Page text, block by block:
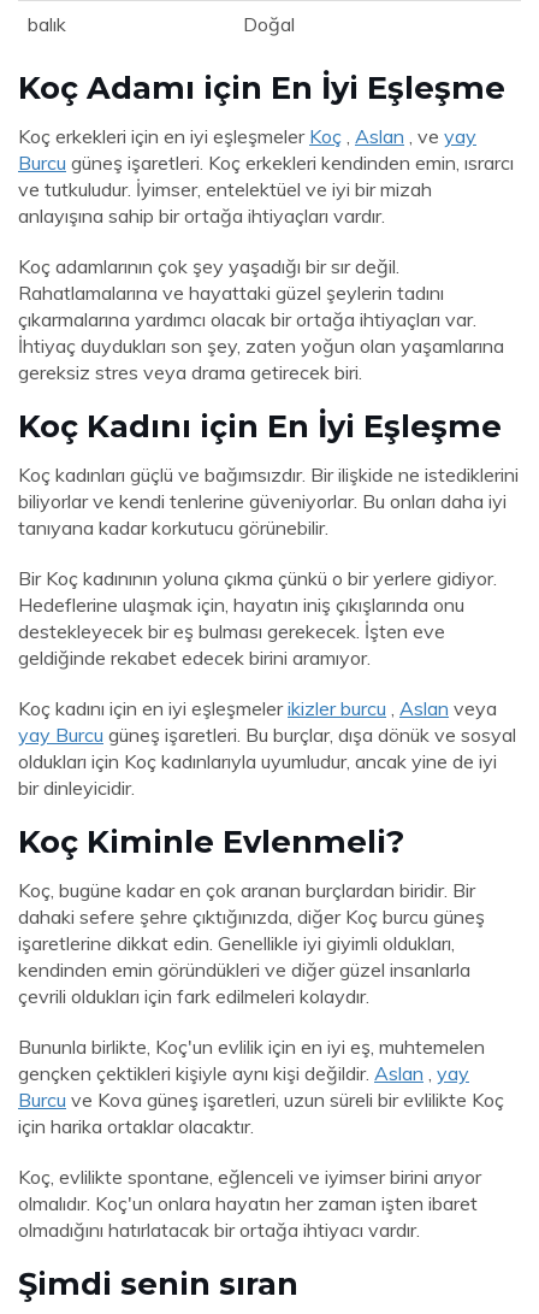
balık Doğal
Koç Adamı için En İyi Eşleşme
Koç erkekleri için en iyi eşleşmeler Koç , Aslan , ve yay
Burcu güneş işaretleri. Koç erkekleri kendinden emin, ısrarcı
ve tutkuludur. İyimser, entelektüel ve iyi bir mizah
anlayışına sahip bir ortağa ihtiyaçları vardır.
Koç adamlarının çok şey yaşadığı bir sır değil.
Rahatlamalarına ve hayattaki güzel şeylerin tadını
çıkarmalarına yardımcı olacak bir ortağa ihtiyaçları var.
İhtiyaç duydukları son şey, zaten yoğun olan yaşamlarına
gereksiz stres veya drama getirecek biri.
Koç Kadını için En İyi Eşleşme
Koç kadınları güçlü ve bağımsızdır. Bir ilişkide ne istediklerini
biliyorlar ve kendi tenlerine güveniyorlar. Bu onları daha iyi
tanıyana kadar korkutucu görünebilir.
Bir Koç kadınının yoluna çıkma çünkü o bir yerlere gidiyor.
Hedeflerine ulaşmak için, hayatın iniş çıkışlarında onu
destekleyecek bir eş bulması gerekecek. İşten eve
geldiğinde rekabet edecek birini aramıyor.
Koç kadını için en iyi eşleşmelerikizler burcu , Aslan veya
yay Burcu güneş işaretleri. Bu burçlar, dışa dönük ve sosyal
oldukları için Koç kadınlarıyla uyumludur, ancak yine de iyi
bir dinleyicidir.
Koç Kiminle Evlenmeli?
Koç, bugüne kadar en çok aranan burçlardan biridir. Bir
dahaki sefere şehre çıktığınızda, diğer Koç burcu güneş
işaretlerine dikkat edin. Genellikle iyi giyimli oldukları,
kendinden emin göründükleri ve diğer güzel insanlarla
çevrili oldukları için fark edilmeleri kolaydır.
Bununla birlikte, Koç'un evlilik için en iyi eş, muhtemelen
gençken çektikleri kişiyle aynı kişi değildir. Aslan , yay
Burcu ve Kova güneş işaretleri, uzun süreli bir evlilikte Koç
için harika ortaklar olacaktır.
Koç, evlilikte spontane, eğlenceli ve iyimser birini arıyor
olmalıdır. Koç'un onlara hayatın her zaman işten ibaret
olmadığını hatırlatacak bir ortağa ihtiyacı vardır.
Şimdi senin sıran